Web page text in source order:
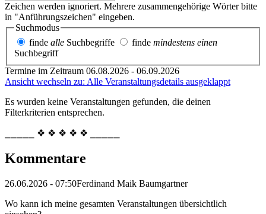
Zeichen werden ignoriert. Mehrere zusammengehörige Wörter bitte
in "Anführungszeichen" eingeben.
Suchmodus
finde alle Suchbegriffe finde mindestens einen
Suchbegriff
Termine im Zeitraum 06.08.2026 - 06.09.2026
Ansicht wechseln zu: Alle Veranstaltungsdetails ausgeklappt
Es wurden keine Veranstaltungen gefunden, die deinen
Filterkriterien entsprechen.
⎯⎯⎯⎯⎯ ❖ ❖ ❖ ❖ ❖ ⎯⎯⎯⎯⎯
Kommentare
26.06.2026 - 07:50Ferdinand Maik Baumgartner
Wo kann ich meine gesamten Veranstaltungen übersichtlich